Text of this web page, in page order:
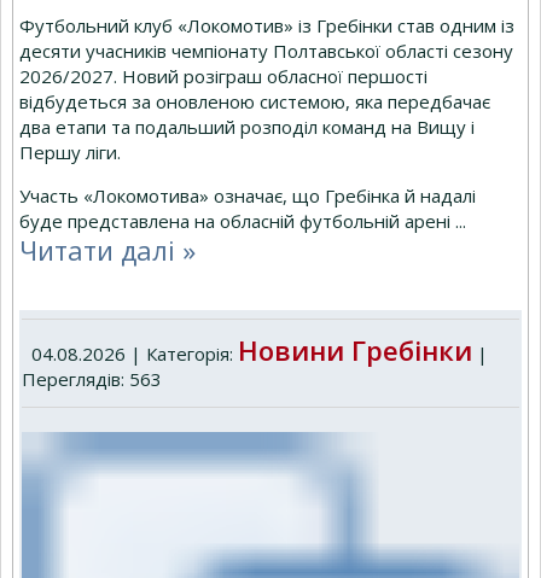
Футбольний клуб «Локомотив» із Гребінки став одним із
десяти учасників чемпіонату Полтавської області сезону
2026/2027. Новий розіграш обласної першості
відбудеться за оновленою системою, яка передбачає
два етапи та подальший розподіл команд на Вищу і
Першу ліги.
Участь «Локомотива» означає, що Гребінка й надалі
буде представлена на обласній футбольній арені ...
Читати далі »
04.08.2026 | Категорія: Новини Гребінки |
Переглядів: 563